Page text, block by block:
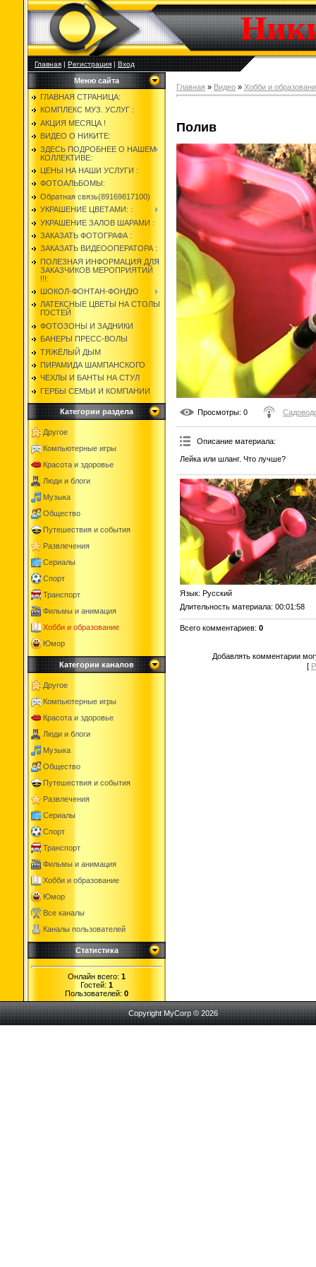
Главная|Регистрация|Вход
Меню сайта
ГЛАВНАЯ СТРАНИЦА:
КОМПЛЕКС МУЗ. УСЛУГ :
АКЦИЯ МЕСЯЦА !
ВИДЕО О НИКИТЕ:
ЗДЕСЬ ПОДРОБНЕЕ О НАШЕМ
КОЛЛЕКТИВЕ:
ЦЕНЫ НА НАШИ УСЛУГИ :
ФОТОАЛЬБОМЫ:
Обратная связь(89169817100)
УКРАШЕНИЕ ЦВЕТАМИ: :
УКРАШЕНИЕ ЗАЛОВ ШАРАМИ :
ЗАКАЗАТЬ ФОТОГРАФА :
ЗАКАЗАТЬ ВИДЕООПЕРАТОРА :
ПОЛЕЗНАЯ ИНФОРМАЦИЯ ДЛЯ
ЗАКАЗЧИКОВ МЕРОПРИЯТИЙ
!!!:
ШОКОЛ-ФОНТАН-ФОНДЮ
ЛАТЕКСНЫЕ ЦВЕТЫ НА СТОЛЫ
ГОСТЕЙ
ФОТОЗОНЫ И ЗАДНИКИ
БАНЕРЫ ПРЕСС-ВОЛЫ
ТЯЖЁЛЫЙ ДЫМ
ПИРАМИДА ШАМПАНСКОГО
ЧЕХЛЫ И БАНТЫ НА СТУЛ
ГЕРБЫ СЕМЬИ И КОМПАНИИ
Категории раздела
Другое
Компьютерные игры
Красота и здоровье
Люди и блоги
Музыка
Общество
Путешествия и события
Развлечения
Сериалы
Спорт
Транспорт
Фильмы и анимация
Хобби и образование
Юмор
Категории каналов
Другое
Компьютерные игры
Красота и здоровье
Люди и блоги
Музыка
Общество
Путешествия и события
Развлечения
Сериалы
Спорт
Транспорт
Фильмы и анимация
Хобби и образование
Юмор
Все каналы
Каналы пользователей
Статистика
Онлайн всего: 1
Гостей: 1
Пользователей: 0
Главная » Видео » Хобби и
Полив
Просмотры: 0
Описание материала:
Лейка или шланг. Что лучше?
Язык: Русский
Длительность материала: 00:01:58
Всего комментариев: 0
Добавлять комментарии
[
Copyright MyCorp © 2026